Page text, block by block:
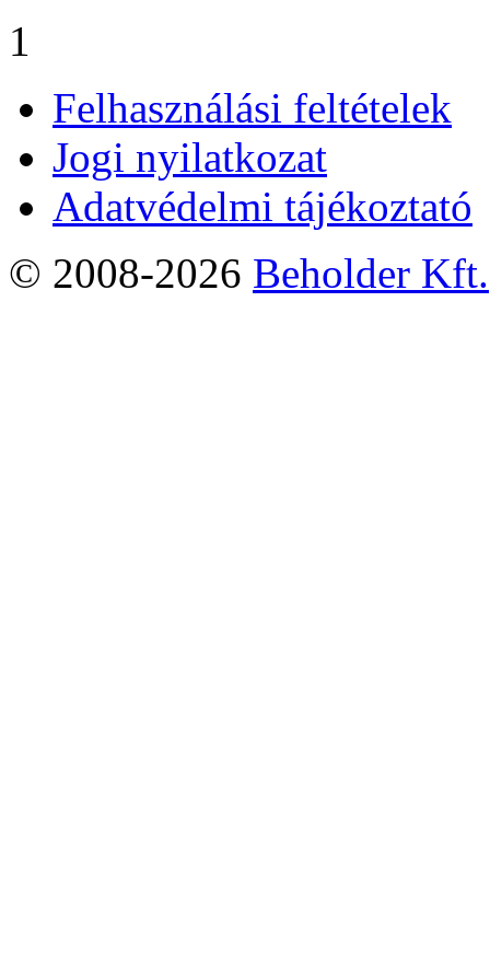
1
Felhasználási feltételek
Jogi nyilatkozat
Adatvédelmi tájékoztató
© 2008-2026 Beholder Kft.